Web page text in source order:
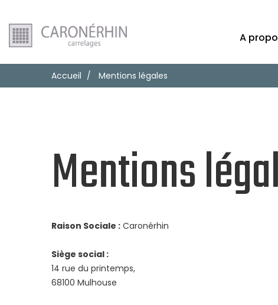
A
Accueil Mentions légales
Mentions
Raison Sociale : Caronérhin
Siège social :
14 rue du printemps,
68100 Mulhouse